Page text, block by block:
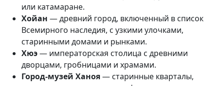
или катамаране.
Хойан — древний город, включенный в список
Всемирного наследия, с узкими улочками,
старинными домами и рынками.
Хюэ— императорская столица с древними
дворцами, гробницами и храмами.
Город-музей Ханоя— старинные кварталы,